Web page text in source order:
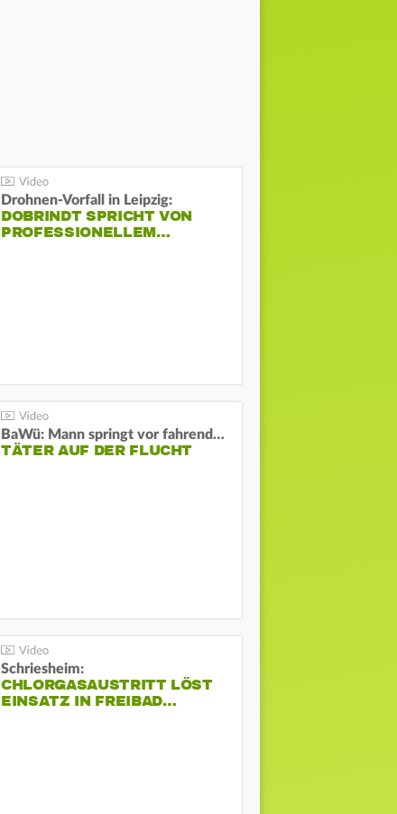
Drohnen-Vorfall in Leipzig:
DOBRINDT SPRICHT VON
PROFESSIONELLEM…
BaWü: Mann springt vor fahrendes Auto und schießt
TÄTER AUF DER FLUCHT
Schriesheim:
CHLORGASAUSTRITT LÖST
EINSATZ IN FREIBAD…